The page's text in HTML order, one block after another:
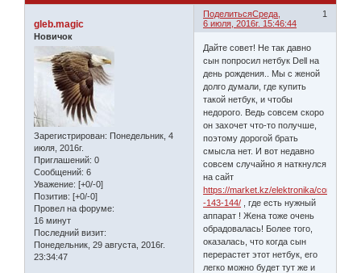
Поделиться 1
Среда,
6 июля, 2016г. 15:46:44
gleb.magic
Новичок
Зарегистрирован: Понедельник, 4
июля, 2016г.
Приглашений: 0
Сообщений: 6
Уважение: [+0/-0]
Позитив: [+0/-0]
Провел на форуме:
16 минут
Последний визит:
Понедельник, 29 августа, 2016г.
23:34:47
Дайте совет! Не так давно
сын попросил нетбук Dell на
день рождения.. Мы с женой
долго думали, где купить
такой нетбук, и чтобы
недорого. Ведь совсем скоро
он захочет что-то получше,
поэтому дорогой брать
смысла нет. И вот недавно
совсем случайно я наткнулся
на сайт
https://market.kz/elektronika/
-143-144/ , где есть нужный
аппарат ! Жена тоже очень
обрадовалась! Более того,
оказалась, что когда сын
перерастет этот нетбук, его
легко можно будет тут же и